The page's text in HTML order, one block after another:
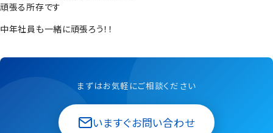
頑張る所存です
中年社員も一緒に頑張ろう！！
まずはお気軽にご相談ください
いますぐお問い合わせ